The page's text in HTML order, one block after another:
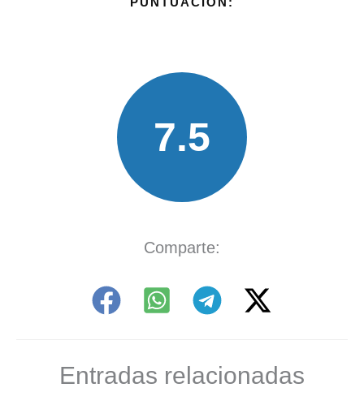
7.5
Comparte:
Entradas relacionadas